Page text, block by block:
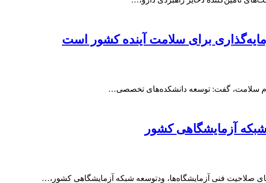
برای سلامت آینده کشور است
سلامت، گفت: توسعه دانشکده‌های تخصصی…
آزمایشگاهی کشور
صلاحیت فنی آزمایشگاه‌ها، ودتوسعه شبکه آزمایشگاهی کشور،…